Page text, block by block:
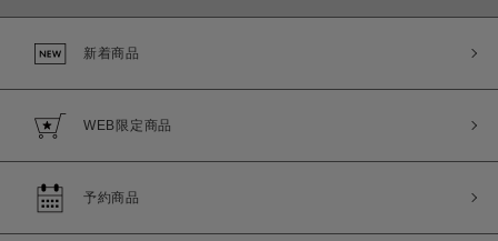
新着商品
WEB限定商品
予約商品